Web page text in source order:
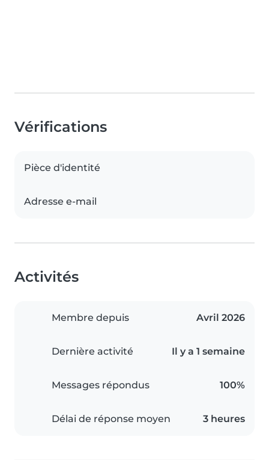
Vérifications
Pièce d'identité
Adresse e-mail
Activités
Membre depuis Avril 2026
Dernière activité Il y a 1 semaine
Messages répondus 100%
Délai de réponse moyen 3 heures